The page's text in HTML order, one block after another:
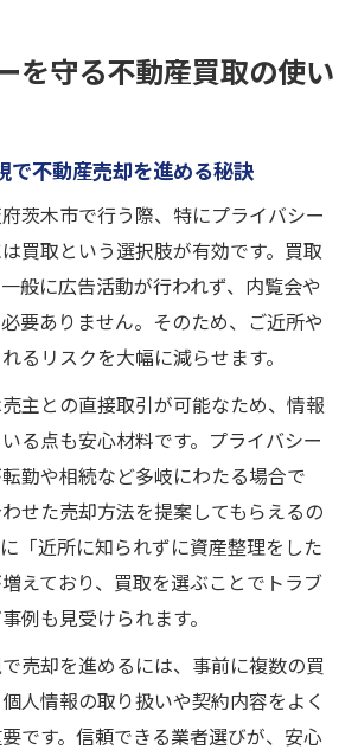
を守る不動産買取の使い
で不動産売却を進める秘訣
茨木市で行う際、特にプライバシー
買取という選択肢が有効です。買取
般に広告活動が行われず、内覧会や
要ありません。そのため、ご近所や
るリスクを大幅に減らせます。
主との直接取引が可能なため、情報
る点も安心材料です。プライバシー
勤や相続など多岐にわたる場合で
せた売却方法を提案してもらえるの
「近所に知られずに資産整理をした
えており、買取を選ぶことでトラブ
例も見受けられます。
売却を進めるには、事前に複数の買
人情報の取り扱いや契約内容をよく
です。信頼できる業者選びが、安心